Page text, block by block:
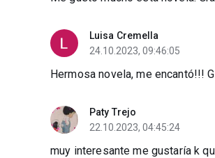
Luisa Cremella
24.10.2023, 09:46:05
Hermosa novela, me encantó!!!
Paty Trejo
22.10.2023, 04:45:24
muy interesante me gustaría k